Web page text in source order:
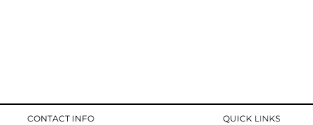
CONTACT INFO QUICK LINKS